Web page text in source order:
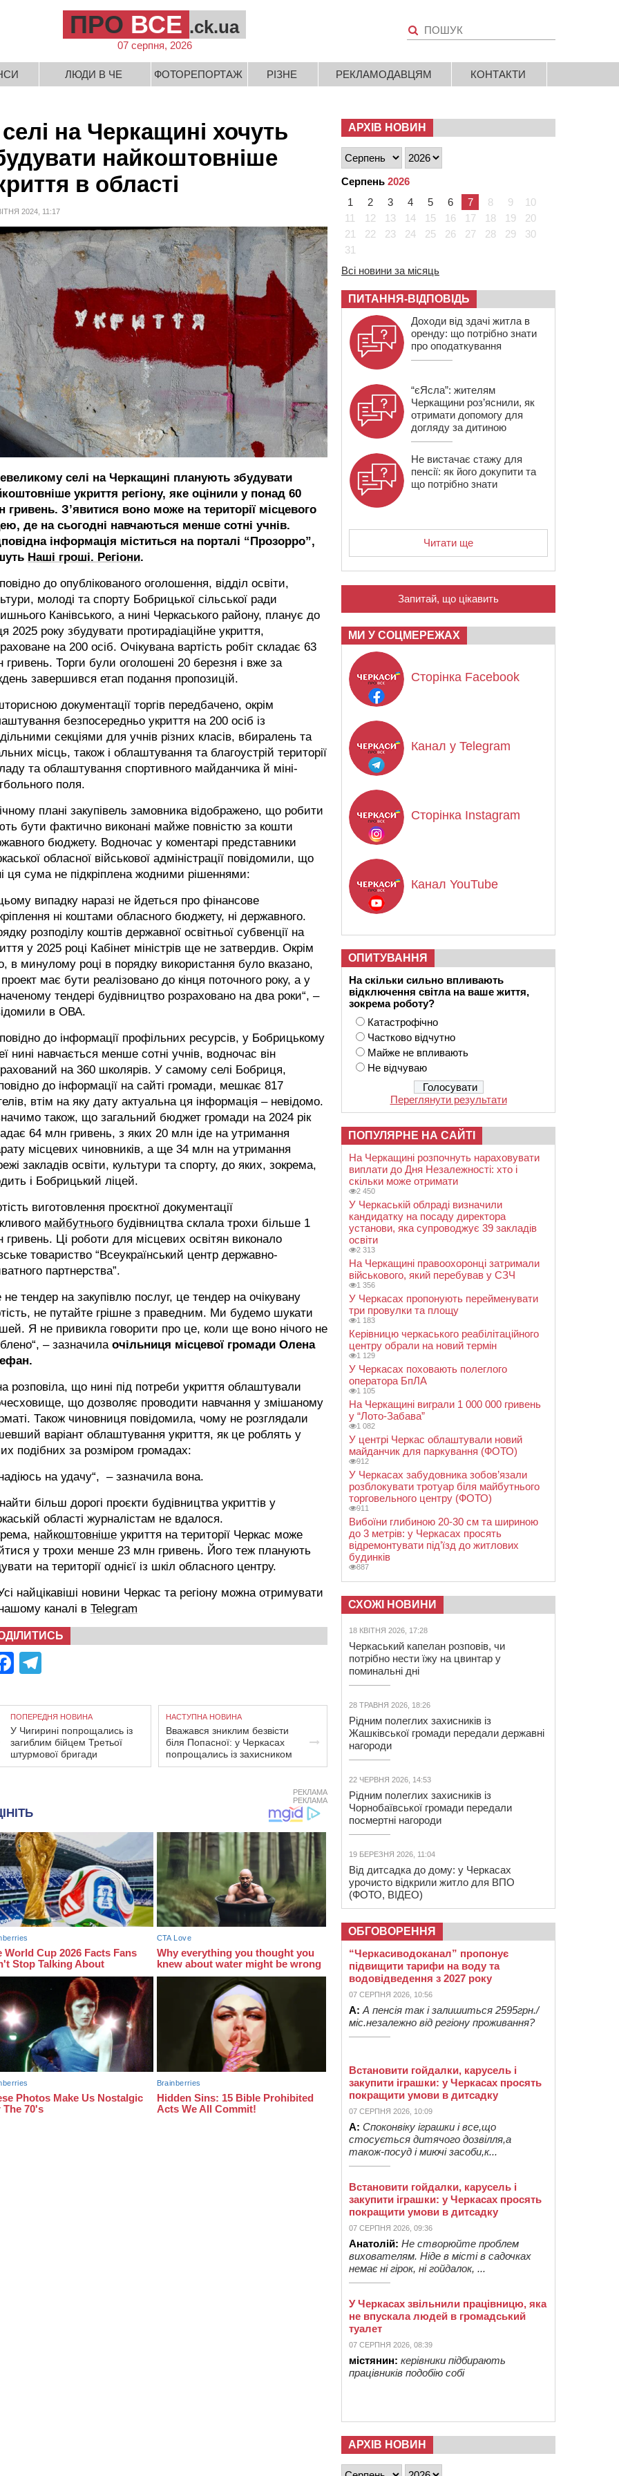
ПРО ВСЕ .ck.ua
07 серпня, 2026
ЛЮДИ В ЧЕ ФОТОРЕПОРТАЖ РІЗНЕ РЕКЛАМОДАВЦЯМ КОНТАКТИ
на Черкащині хочуть
найкоштовніше
в області
2024, 11:17
селі на Черкащині планують збудувати
укриття регіону, яке оцінили у понад 60
гривень. З’явитися воно може на території місцевого
де на сьогодні навчаються менше сотні учнів.
інформація міститься на порталі “Прозорро”,
Наші гроші. Регіони.
до опублікованого оголошення, відділ освіти,
молоді та спорту Бобрицької сільської ради
Канівського, а нині Черкаського району, планує до
2025 року збудувати протирадіаційне укриття,
на 200 осіб. Очікувана вартість робіт складає 63
гривень. Торги були оголошені 20 березня і вже за
завершився етап подання пропозицій.
документації торгів передбачено, окрім
безпосередньо укриття на 200 осіб із
секціями для учнів різних класів, вбиралень та
місць, також і облаштування та благоустрій території
та облаштування спортивного майданчика й міні-
поля.
плані закупівель замовника відображено, що робити
бути фактично виконані майже повністю за кошти
бюджету. Водночас у коментарі представники
обласної військової адміністрації повідомили, що
ця сума не підкріплена жодними рішеннями:
випадку наразі не йдеться про фінансове
ні коштами обласного бюджету, ні державного.
розподілу коштів державної освітньої субвенції на
у 2025 році Кабінет міністрів ще не затвердив. Окрім
в минулому році в порядку використання було вказано,
має бути реалізовано до кінця поточного року, а у
тендері будівництво розраховано на два роки“, –
в ОВА.
до інформації профільних ресурсів, у Бобрицькому
нині навчається менше сотні учнів, водночас він
на 360 школярів. У самому селі Бобриця,
до інформації на сайті громади, мешкає 817
втім на яку дату актуальна ця інформація – невідомо.
також, що загальний бюджет громади на 2024 рік
64 млн гривень, з яких 20 млн іде на утримання
місцевих чиновників, а ще 34 млн на утримання
закладів освіти, культури та спорту, до яких, зокрема,
і Бобрицький ліцей.
виготовлення проєктної документації
майбутнього будівництва склала трохи більше 1
гривень. Ці роботи для місцевих освітян виконало
товариство “Всеукраїнський центр державно-
партнерства”.
не тендер на закупівлю послуг, це тендер на очікувану
не путайте грішне з праведним. Ми будемо шукати
Я не привикла говорити про це, коли ще воно нічого не
– зазначила очільниця місцевої громади Олена
розповіла, що нині під потреби укриття облаштували
що дозволяє проводити навчання у змішаному
Також чиновниця повідомила, чому не розглядали
варіант облаштування укриття, як це роблять у
подібних за розміром громадах:
на удачу“, – зазначила вона.
більш дорогі проєкти будівництва укриттів у
області журналістам не вдалося.
найкоштовніше укриття на території Черкас може
у трохи менше 23 млн гривень. Його теж планують
на території однієї із шкіл обласного центру.
найцікавіші новини Черкас та регіону можна отримувати
каналі в Telegram
Facebook
ПОПЕРЕДНЯ НОВИНА
У Чигирині попрощались із
загиблим бійцем Третьої
штурмової бригади
НАСТУПНА НОВИНА
Вважався зниклим безвісти
біля Попасної: у Черкасах
попрощались із захисником
РЕКЛАМА
РЕКЛАМА
АРХІВ НОВИН
Серпень 2026
1
2 3 4 5 6 7 8 9
10
11
12 13 14 15 16 17 18 19
20
21
22 23 24 25 26 27 28 29
30
31
Всі новини за місяць
ПИТАННЯ-ВІДПОВІДЬ
Доходи від здачі житла в
оренду: що потрібно знати
про оподаткування
“єЯсла”: жителям
Черкащини роз’яснили, як
отримати допомогу для
догляду за дитиною
Не вистачає стажу для
пенсії: як його докупити та
що потрібно знати
Читати ще
Запитай, що цікавить
МИ У СОЦМЕРЕЖАХ
Сторінка Facebook
Канал у Telegram
Сторінка Instagram
Канал YouTube
ОПИТУВАННЯ
На скільки сильно впливають
відключення світла на ваше життя,
зокрема роботу?
Катастрофічно
Частково відчутно
Майже не впливають
Не відчуваю
Переглянути результати
ПОПУЛЯРНЕ НА САЙТІ
На Черкащині розпочнуть нараховувати
виплати до Дня Незалежності: хто і
скільки може отримати
2 450
У Черкаській облраді визначили
кандидатку на посаду директора
установи, яка супроводжує 39 закладів
освіти
2 313
На Черкащині правоохоронці затримали
військового, який перебував у СЗЧ
1 356
У Черкасах пропонують перейменувати
три провулки та площу
1 183
Керівницю черкаського реабілітаційного
центру обрали на новий термін
1 129
У Черкасах поховають полеглого
оператора БпЛА
1 105
На Черкащині виграли 1 000 000 гривень
у “Лото-Забава”
1 082
У центрі Черкас облаштували новий
майданчик для паркування (ФОТО)
912
У Черкасах забудовника зобов’язали
розблокувати тротуар біля майбутнього
торговельного центру (ФОТО)
911
Вибоїни глибиною 20-30 см та шириною
до 3 метрів: у Черкасах просять
відремонтувати під’їзд до житлових
будинків
887
СХОЖІ НОВИНИ
18 КВІТНЯ 2026, 17:28
Черкаський капелан розповів, чи
потрібно нести їжу на цвинтар у
поминальні дні
28 ТРАВНЯ 2026, 18:26
Рідним полеглих захисників із
Жашківської громади передали державні
нагороди
22 ЧЕРВНЯ 2026, 14:53
Рідним полеглих захисників із
Чорнобаївської громади передали
посмертні нагороди
19 БЕРЕЗНЯ 2026, 11:04
Від дитсадка до дому: у Черкасах
урочисто відкрили житло для ВПО
(ФОТО, ВІДЕО)
ОБГОВОРЕННЯ
“Черкасиводоканал” пропонує
підвищити тарифи на воду та
водовідведення з 2027 року
07 СЕРПНЯ 2026, 10:56
А: А пенсія так і залишиться 2595грн./
міс.незалежно від регіону проживання?
Встановити гойдалки, карусель і
закупити іграшки: у Черкасах просять
покращити умови в дитсадку
07 СЕРПНЯ 2026, 10:09
А: Споконвіку іграшки і все,що
стосується дитячого дозвілля,а
також-посуд і миючі засоби,к...
Встановити гойдалки, карусель і
закупити іграшки: у Черкасах просять
покращити умови в дитсадку
07 СЕРПНЯ 2026, 09:36
Анатолій: Не створюйте проблем
вихователям. Ніде в місті в садочках
немає ні гірок, ні гойдалок, ...
У Черкасах звільнили працівницю, яка
не впускала людей в громадський
туалет
07 СЕРПНЯ 2026, 08:39
містянин: керівники підбирають
працівників подобію собі
АРХІВ НОВИН